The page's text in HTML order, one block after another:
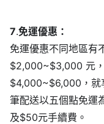
7.免運優惠：
免運優惠不同地區有
$2,000~$3,000 元
$4,000~$6,000，就
筆配送以五個點免運
及$50元手續費。